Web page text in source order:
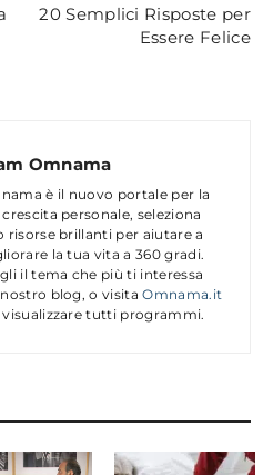
20 Semplici Risposte per
Essere Felice
Omnama
è il nuovo portale per la
personale, seleziona
risorse brillanti per aiutare a
la tua vita a 360 gradi.
il tema che più ti interessa
blog, o visitaOmnama.it
visualizzare tutti programmi.